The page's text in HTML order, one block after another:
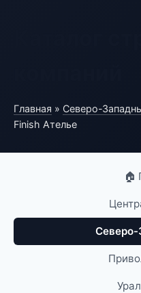
Главная » Северо-
Finish Ателье
🏠